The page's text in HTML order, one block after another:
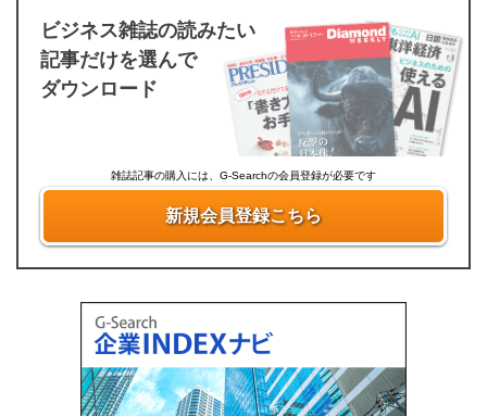
ビジネス雑誌の読みたい
記事だけを選んで
ダウンロード
雑誌記事の購入には、G-Searchの会員登録が必要です
新規会員登録こちら